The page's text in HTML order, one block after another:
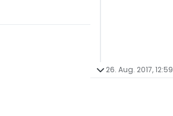
26. Aug. 2017, 12:59